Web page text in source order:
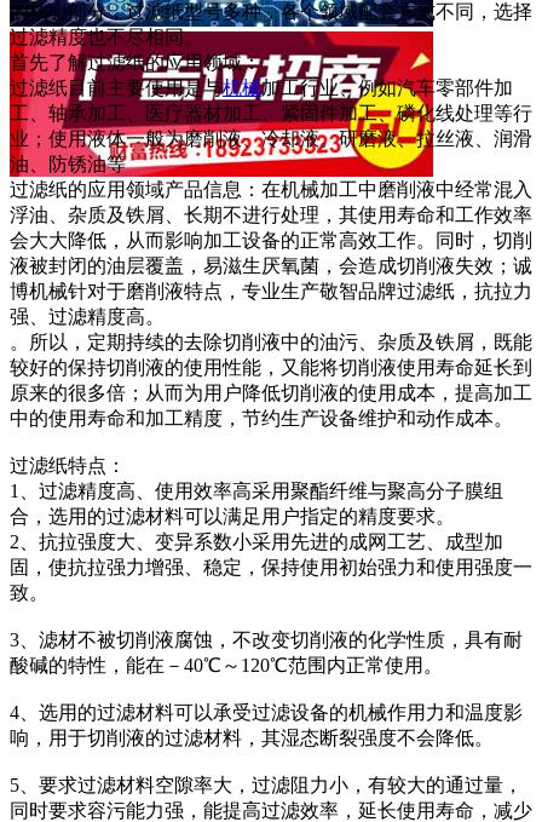
的核心部分，过滤纸型号多种，各个领域配套方式不同，选择
过滤精度也不尽相同。
首先了解过滤纸的应用领域：
过滤纸目前主要使用是与机械加工行业、例如汽车零部件加
工、轴承加工、医疗器材加工、紧固件加工、磷化线处理等行
业；使用液体一般为磨削液、冷却液。研磨液、拉丝液、润滑
油、防锈油等
过滤纸的应用领域产品信息：在机械加工中磨削液中经常混入
浮油、杂质及铁屑、长期不进行处理，其使用寿命和工作效率
会大大降低，从而影响加工设备的正常高效工作。同时，切削
液被封闭的油层覆盖，易滋生厌氧菌，会造成切削液失效；诚
博机械针对于磨削液特点，专业生产敬智品牌过滤纸，抗拉力
强、过滤精度高。
。所以，定期持续的去除切削液中的油污、杂质及铁屑，既能
较好的保持切削液的使用性能，又能将切削液使用寿命延长到
原来的很多倍；从而为用户降低切削液的使用成本，提高加工
中的使用寿命和加工精度，节约生产设备维护和动作成本。
过滤纸特点：
1、过滤精度高、使用效率高采用聚酯纤维与聚高分子膜组
合，选用的过滤材料可以满足用户指定的精度要求。
2、抗拉强度大、变异系数小采用先进的成网工艺、成型加
固，使抗拉强力增强、稳定，保持使用初始强力和使用强度一
致。
3、滤材不被切削液腐蚀，不改变切削液的化学性质，具有耐
酸碱的特性，能在－40℃～120℃范围内正常使用。
4、选用的过滤材料可以承受过滤设备的机械作用力和温度影
响，用于切削液的过滤材料，其湿态断裂强度不会降低。
5、要求过滤材料空隙率大，过滤阻力小，有较大的通过量，
同时要求容污能力强，能提高过滤效率，延长使用寿命，减少